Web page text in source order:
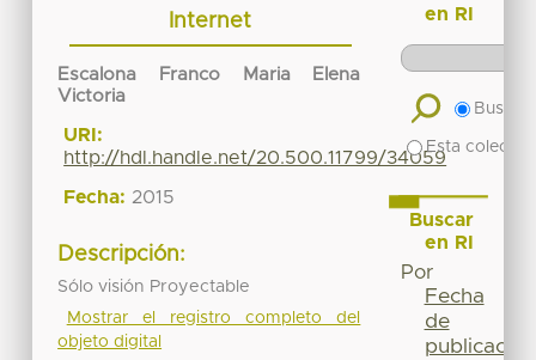
Internet
Escalona Franco Maria Elena
Victoria
URI:
http://hdl.handle.net/20.500.11799/34059
Fecha: 2015
Descripción:
Sólo visión Proyectable
Mostrar el registro completo del
objeto digital
en RI
Buscar
Esta
Buscar
en RI
Por
Fecha
de
publicación